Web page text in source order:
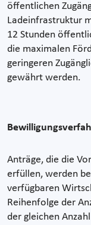
öffentlichen
Ladeinfrastruktur
12 Stunden
die maximalen
geringeren
gewährt werden.
Anträge, die die
erfüllen, werden
verfügbaren
Reihenfolge der
der gleichen